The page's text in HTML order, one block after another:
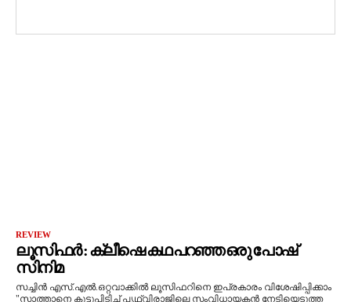
REVIEW
ലൂസിഫർ : ക്ലീഷെ കഥ പറഞ്ഞ ഒരു പോഷ്
സിനിമ
സച്ചിൻ എസ്‌.എൽ.ഒറ്റവാക്കിൽ ലൂസിഫറിനെ ഇപ്രകാരം വിശേഷിപ്പിക്കാം
"സാത്താനെ കൂട്ടുപിടിച്ച്‌ പൃഥ്വിരാജിലെ സംവിധായകൻ നേടിയെടുത്ത